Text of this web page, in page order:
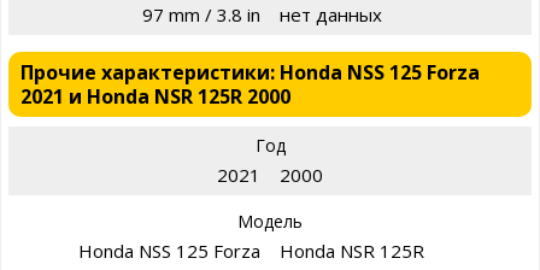
97 mm / 3.8 in нет данных
Прочие характеристики: Honda NSS 125 Forza
2021 и Honda NSR 125R 2000
Год
2021 2000
Модель
Honda NSS 125 Forza Honda NSR 125R